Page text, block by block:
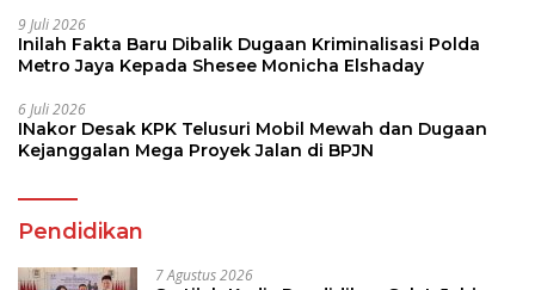
9 Juli 2026
Inilah Fakta Baru Dibalik Dugaan Kriminalisasi Polda
Metro Jaya Kepada Shesee Monicha Elshaday
6 Juli 2026
INakor Desak KPK Telusuri Mobil Mewah dan Dugaan
Kejanggalan Mega Proyek Jalan di BPJN
Pendidikan
7 Agustus 2026